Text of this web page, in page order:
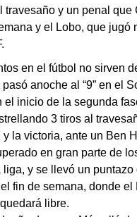
travesaño y un penal
y el Lobo, que jugó
en el fútbol no sirven
anoche al “9” en el
inicio de la segunda
3 tiros al
la victoria, ante un Ben
en gran parte de
y se llevó un
fin de semana, donde
libre.